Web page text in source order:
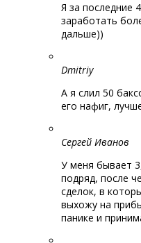
Я за последние
заработать
дальше))
Dmitriy
А я слил 50
его нафиг,
Сергей Иванов
У меня бывает
подряд, после
сделок, в
выхожу на
панике и